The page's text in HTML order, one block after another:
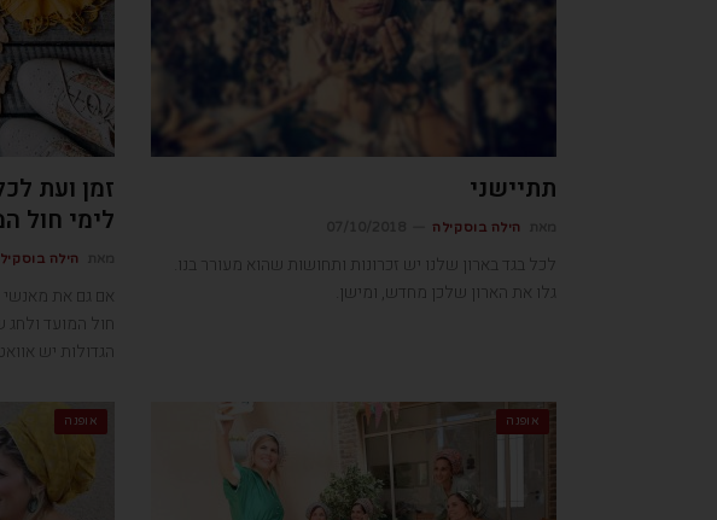
תתיישני
הילה בוסקילה
לכל בגד בארון שלנו יש זכרונות ותחושות שהוא מעורר בנו.
גלו את הארון שלכן מחדש, ומישן.
לימי חול
הילה
אם גם את מאנשי
חול המועד
הגדולות יש
אופנה אופנה